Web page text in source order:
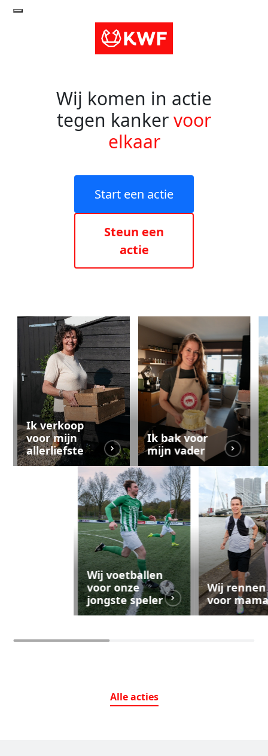
Wij komen in actie
tegen kankervoor
elkaar
Start een actie
Steun een
actie
Ik verkoop
voor mijn
allerliefste
Ik bak voor
mijn vader
Wij voetballen
voor onze
jongste speler
Wij rennen
voor
Alleacties